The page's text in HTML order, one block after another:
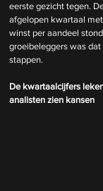
eerste gezicht tegen.
afgelopen kwartaal
winst per aandeel
groeibeleggers was
stappen.
De kwartaalcijfers
analisten zien kansen